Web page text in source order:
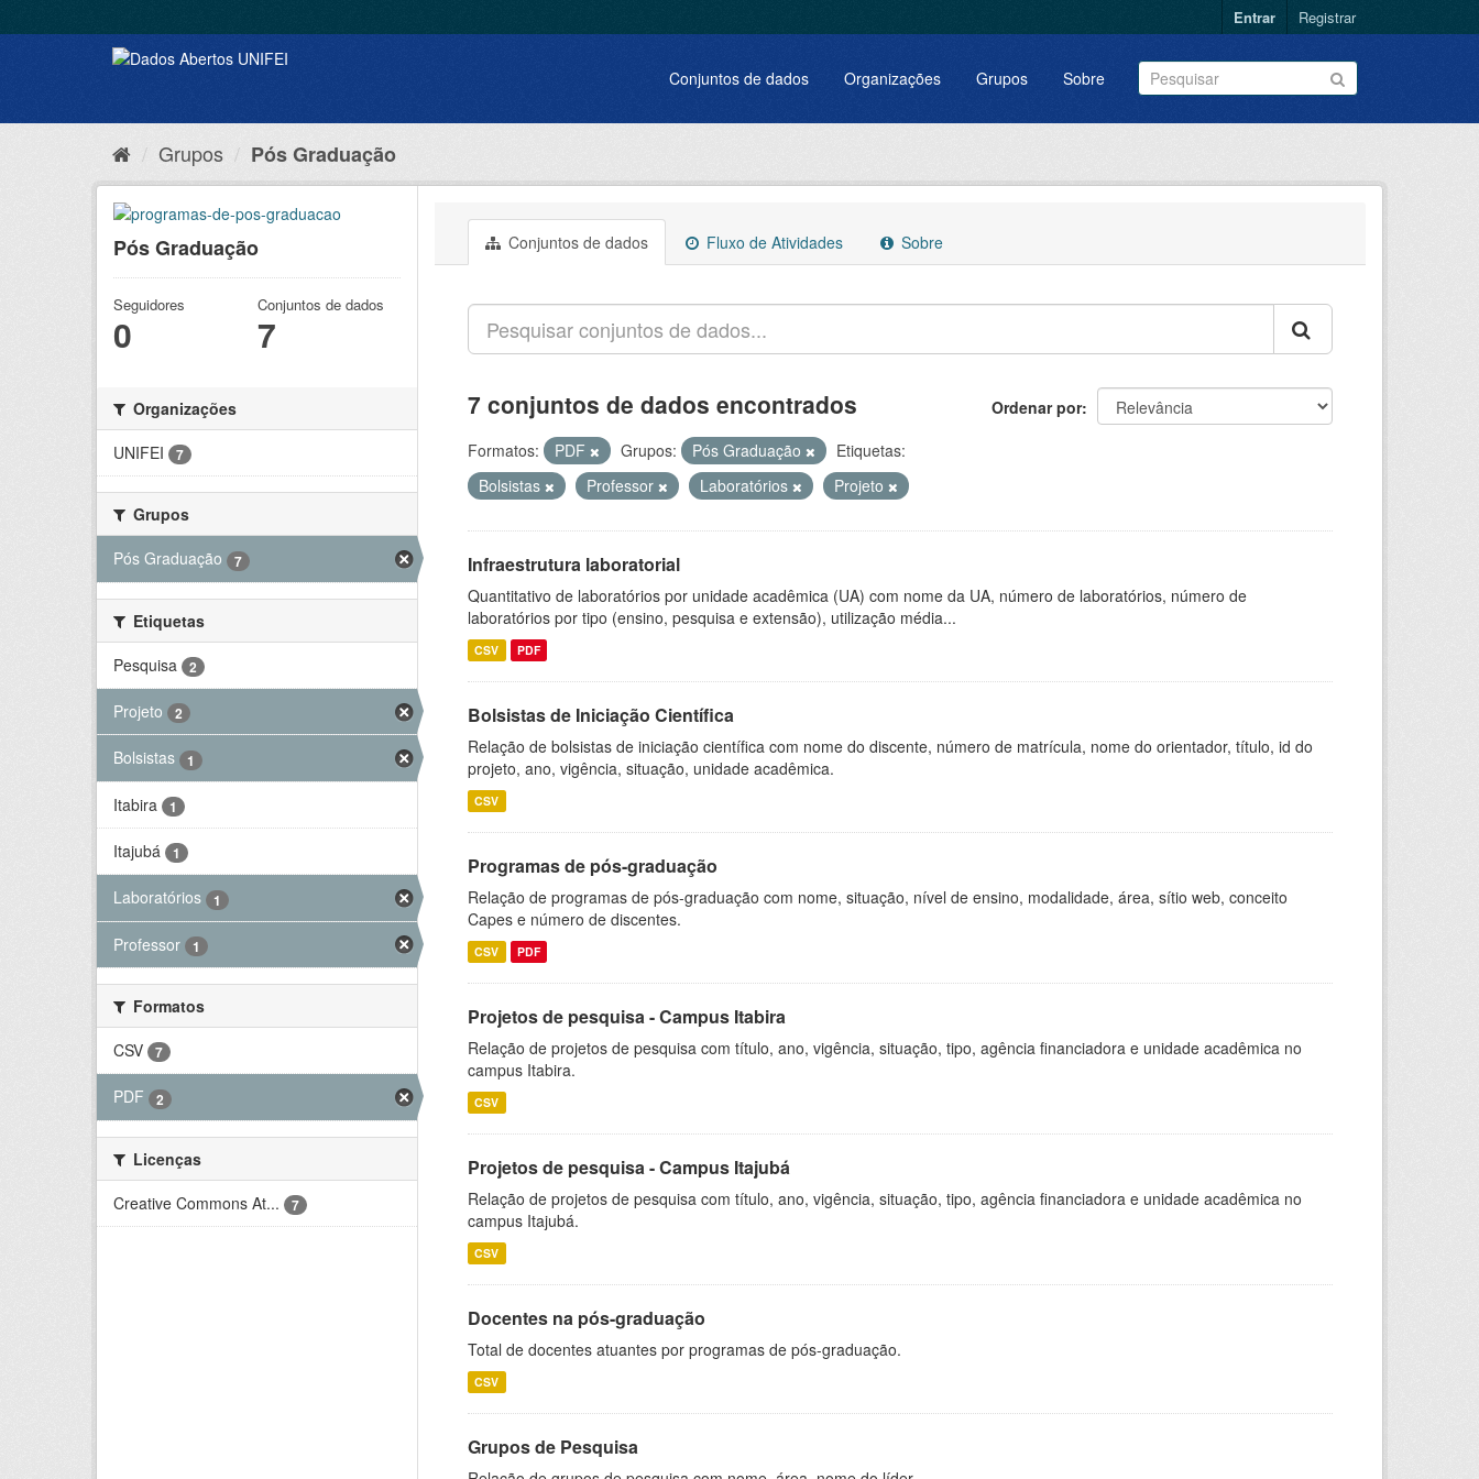
Entrar Registrar
Conjuntos de dados Organizações Grupos Sobre
Grupos Pós Graduação
Pós Graduação
Seguidores
0
Conjuntos de dados
7
Organizações
UNIFEI
7
Grupos
Pós Graduação
7
Etiquetas
Pesquisa
2
Projeto 2
Bolsistas 1
Itabira 1
Itajubá 1
Laboratórios 1
Professor 1
Formatos
CSV
7
PDF 2
Licenças
Creative Commons At...
7
Conjuntos de dados Fluxo de Atividades Sobre
Ordenar por
7 conjuntos de dados encontrados
Formatos: PDF Grupos: Pós Graduação
Etiquetas:
Bolsistas
Professor Laboratórios Projeto
Infraestrutura laboratorial
Quantitativo de laboratórios por unidade acadêmica (UA) com nome da UA, número de laboratórios, número de
laboratórios por tipo (ensino, pesquisa e extensão), utilização média...
CSV PDF
Bolsistas de Iniciação Científica
Relação de bolsistas de iniciação científica com nome do discente, número de matrícula, nome do orientador, título, id do
projeto, ano, vigência, situação, unidade acadêmica.
CSV
Programas de pós-graduação
Relação de programas de pós-graduação com nome, situação, nível de ensino, modalidade, área, sítio web, conceito
Capes e número de discentes.
CSV PDF
Projetos de pesquisa - Campus Itabira
Relação de projetos de pesquisa com título, ano, vigência, situação, tipo, agência financiadora e unidade acadêmica no
campus Itabira.
CSV
Projetos de pesquisa - Campus Itajubá
Relação de projetos de pesquisa com título, ano, vigência, situação, tipo, agência financiadora e unidade acadêmica no
campus Itajubá.
CSV
Docentes na pós-graduação
Total de docentes atuantes por programas de pós-graduação.
CSV
Grupos de Pesquisa